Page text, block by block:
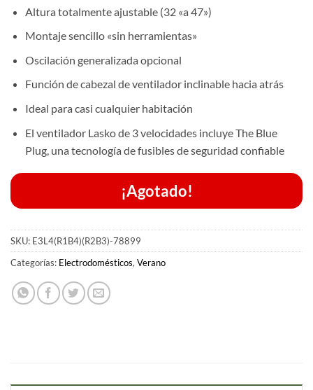
Altura totalmente ajustable (32 «a 47»)
Montaje sencillo «sin herramientas»
Oscilación generalizada opcional
Función de cabezal de ventilador inclinable hacia atrás
Ideal para casi cualquier habitación
El ventilador Lasko de 3 velocidades incluye The Blue
Plug, una tecnología de fusibles de seguridad confiable
¡Agotado!
SKU: E3L4(R1B4)(R2B3)-78899
Categorías: Electrodomésticos, Verano